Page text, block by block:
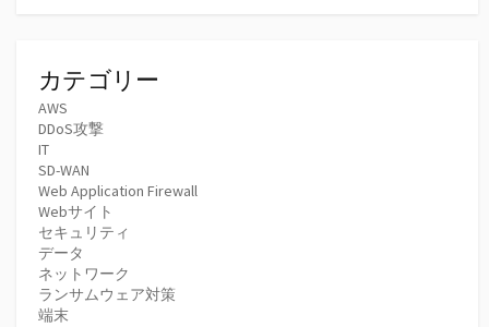
カテゴリー
AWS
DDoS攻撃
IT
SD-WAN
Web Application Firewall
Webサイト
セキュリティ
データ
ネットワーク
ランサムウェア対策
端末